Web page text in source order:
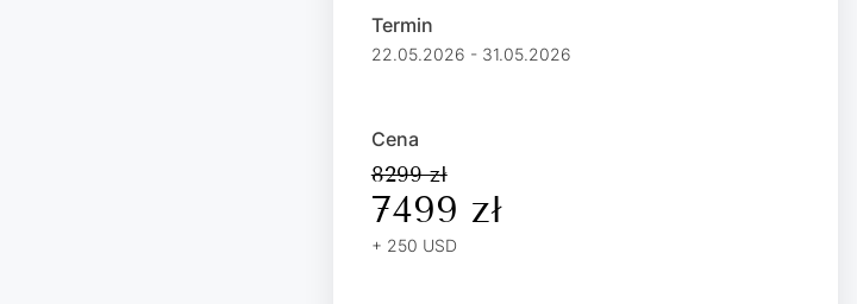
Termin
22.05.2026 - 31.05.2026
Cena
8299 zł
7499 zł
+ 250 USD